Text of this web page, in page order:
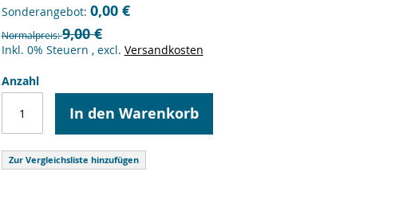
Sonderangebot 0,00 €
Normalpreis 9,00 €
Inkl. 0% Steuern , excl. Versandkosten
Anzahl
In den Warenkorb
Zur Vergleichsliste hinzufügen